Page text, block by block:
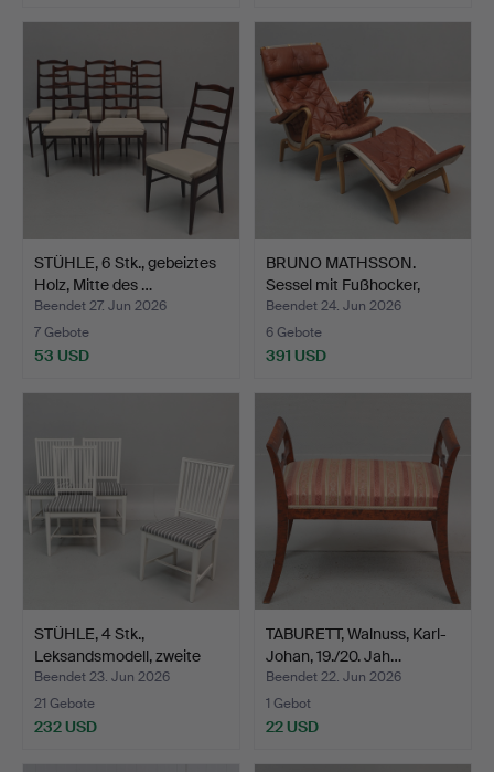
STÜHLE, 6 Stk., gebeiztes
Holz, Mitte des …
Beendet 27. Jun 2026
7 Gebote
53 USD
BRUNO MATHSSON.
Sessel mit Fußhocker,
"Per…
Beendet 24. Jun 2026
6 Gebote
391 USD
STÜHLE, 4 Stk.,
Leksandsmodell, zweite
Häl…
Beendet 23. Jun 2026
21 Gebote
232 USD
TABURETT, Walnuss, Karl-
Johan, 19./20. Jah…
Beendet 22. Jun 2026
1 Gebot
22 USD